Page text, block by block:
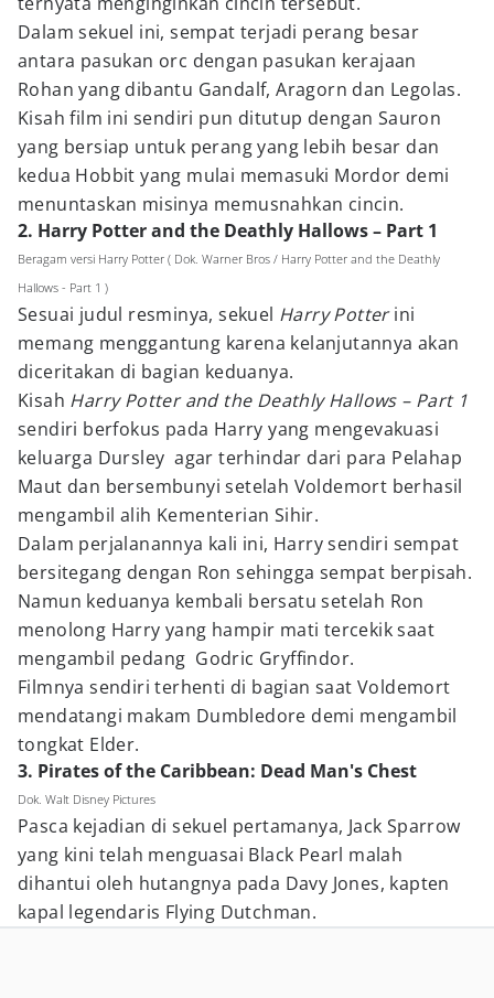
Dalam sekuel ini, sempat terjadi perang besar
antara pasukan orc dengan pasukan kerajaan
Rohan yang dibantu Gandalf, Aragorn dan Legolas.
Kisah film ini sendiri pun ditutup dengan Sauron
yang bersiap untuk perang yang lebih besar dan
kedua Hobbit yang mulai memasuki Mordor demi
menuntaskan misinya memusnahkan cincin.
2. Harry Potter and the Deathly Hallows – Part 1
Beragam versi Harry Potter ( Dok. Warner Bros / Harry Potter and the Deathly
Hallows - Part 1 )
Sesuai judul resminya, sekuel Harry Potterini
memang menggantung karena kelanjutannya akan
diceritakan di bagian keduanya.
Kisah Harry Potter and the Deathly Hallows – Part 1
sendiri berfokus pada Harry yang mengevakuasi
keluarga Dursley agar terhindar dari para Pelahap
Maut dan bersembunyi setelah Voldemort berhasil
mengambil alih Kementerian Sihir.
Dalam perjalanannya kali ini, Harry sendiri sempat
bersitegang dengan Ron sehingga sempat berpisah.
Namun keduanya kembali bersatu setelah Ron
menolong Harry yang hampir mati tercekik saat
mengambil pedang Godric Gryffindor.
Filmnya sendiri terhenti di bagian saat Voldemort
mendatangi makam Dumbledore demi mengambil
tongkat Elder.
3. Pirates of the Caribbean: Dead Man's Chest
Dok. Walt Disney Pictures
Pasca kejadian di sekuel pertamanya, Jack Sparrow
yang kini telah menguasai Black Pearl malah
dihantui oleh hutangnya pada Davy Jones, kapten
kapal legendaris Flying Dutchman.